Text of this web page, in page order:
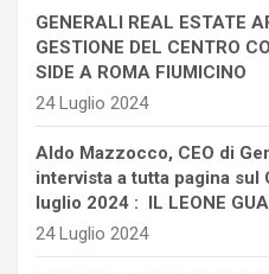
GENERALI REAL ESTATE
GESTIONE DEL CENTRO
SIDE A ROMA FIUMICINO
24 Luglio 2024
Aldo Mazzocco, CEO di
intervista a tutta pagina sul
luglio 2024 : IL LEONE
24 Luglio 2024